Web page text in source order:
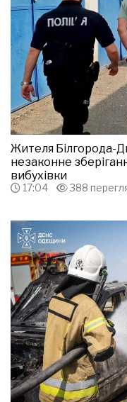
Жителя Білгорода-
незаконне
вибухівки
17:04 388